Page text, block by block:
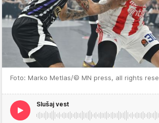
Foto: Marko Metlas/© MN press, all rights
Slušaj vest